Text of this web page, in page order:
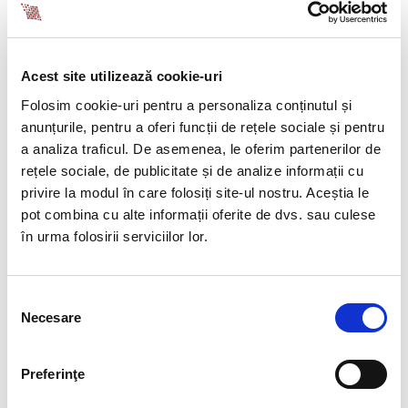
Acest site utilizează cookie-uri
Folosim cookie-uri pentru a personaliza conținutul și
anunțurile, pentru a oferi funcții de rețele sociale și pentru
a analiza traficul. De asemenea, le oferim partenerilor de
rețele sociale, de publicitate și de analize informații cu
privire la modul în care folosiți site-ul nostru. Aceștia le
pot combina cu alte informații oferite de dvs. sau culese
în urma folosirii serviciilor lor.
consimțământului
Necesare
Preferinţe
potrivit Legii nr. 136/2020, republicată, cu
acordate de medicul de familie pentru un
muncă nu poate depăşi 28 de zile calendaristice
în ultimul an (30 de zile calendaristice era
prevazut anterior) socotite de la prima zi de
îmbolnăvire, indiferent de cauza acesteia. După
totalizarea a 28 de zile calendaristice acordate
de către medicul de familie, eliberarea
certificatelor de concediu medical se va face
de specialitate sau din spital, în caz de internare,
cu încadrarea în duratele maxime prevăzute de
lege.
suporta integral din FNUASS, cu exceptia cazului
în care se instituie măsura carantinei la